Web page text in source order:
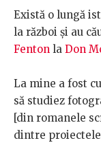
Există o lungă
la război și au
Fenton la Don
La mine a fost
să studiez
[din romanele
dintre